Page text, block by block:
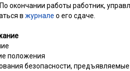
окончании работы работник,
в журнале о его сдаче.
положения
безопасности,